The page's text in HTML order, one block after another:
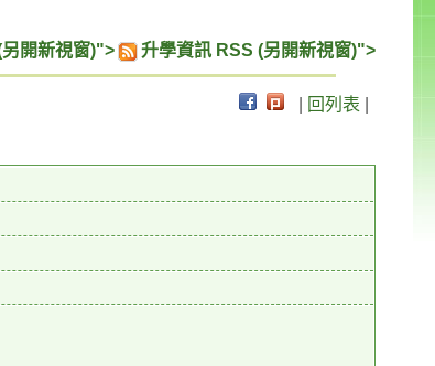
開新視窗)"> 升學資訊 RSS (另開新視窗)">
回列表